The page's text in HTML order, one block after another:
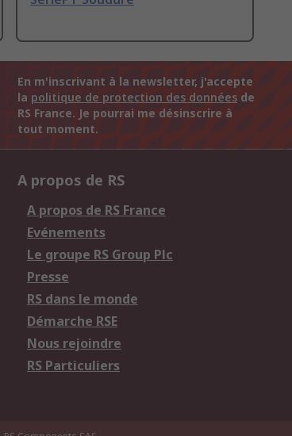
En m'inscrivant à la newsletter, j'accepte
la politique de protection des données de
RS France. Je pourrai me désinscrire à
tout moment.
A propos de RS
A propos de RS France
Evénements
Le groupe RS Group Plc
Presse
RS dans le monde
Démarche RSE
Nous rejoindre
RS Particuliers